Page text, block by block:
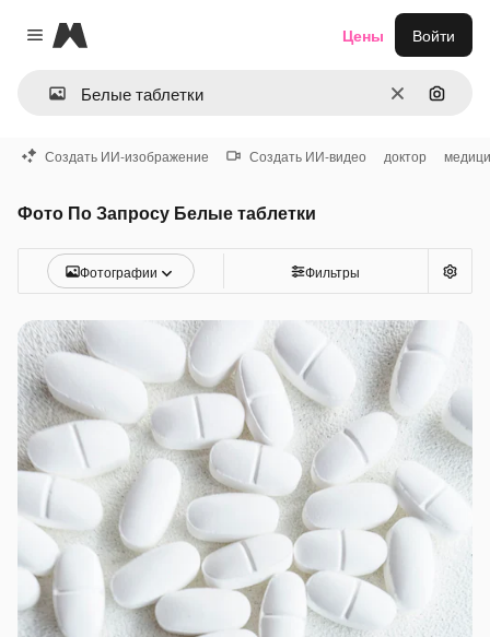
Close menu
Magnific
ОчиститьПоиск
Цены Войти
Создать ИИ-изображение Создать ИИ-видео доктор
Фото По Запросу Белые таблетки
Фотографии Фильтры